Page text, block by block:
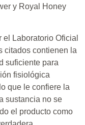
y Royal Honey
Laboratorio Oficial
citados contienen la
suficiente para
fisiológica
que le confiere la
sustancia no se
el producto como